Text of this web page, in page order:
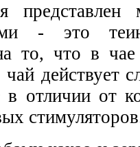
представлен
- это
то, что в
действует
в отличии от